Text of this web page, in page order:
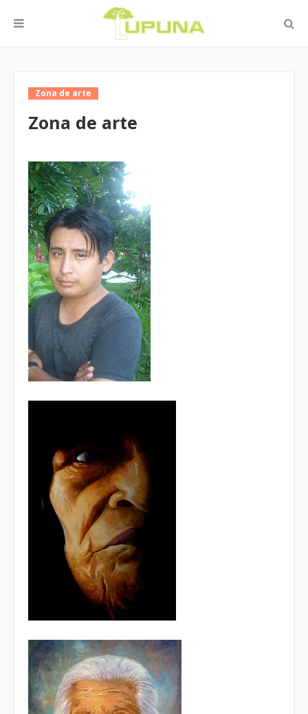
Zona de arte
Zona de arte